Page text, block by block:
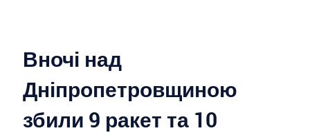
Вночі над
Дніпропетровщиною
збили 9 ракет та 10